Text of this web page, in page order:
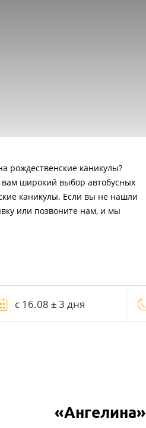
рождественские каникулы?
вам широкий выбор автобусных
каникулы. Если вы не нашли
или позвоните нам, и мы
«Ангелина»